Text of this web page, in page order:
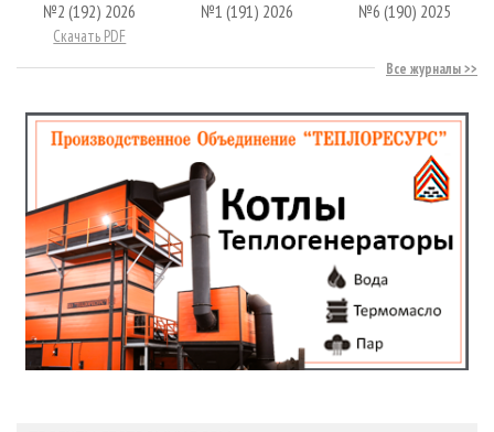
№2 (192) 2026
Скачать PDF
№1 (191) 2026 №6 (190) 2025
Все журналы